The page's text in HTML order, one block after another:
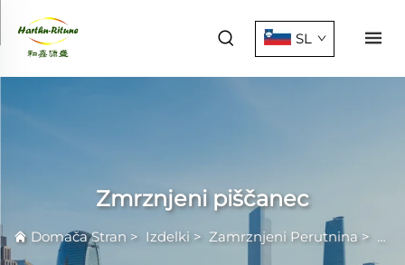
SL
Zmrznjeni piščanec
Domača Stran > Izdelki > Zamrznjeni Perutnina >